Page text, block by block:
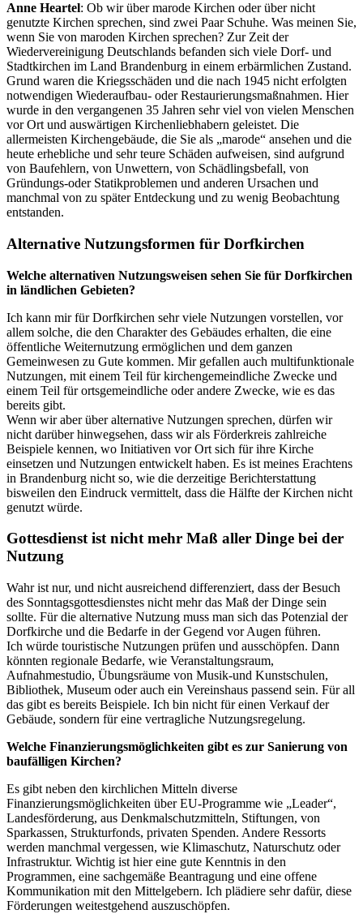
Anne Heartel: Ob wir über marode Kirchen oder über nicht
genutzte Kirchen sprechen, sind zwei Paar Schuhe. Was meinen Sie,
wenn Sie von maroden Kirchen sprechen? Zur Zeit der
Wiedervereinigung Deutschlands befanden sich viele Dorf- und
Stadtkirchen im Land Brandenburg in einem erbärmlichen Zustand.
Grund waren die Kriegsschäden und die nach 1945 nicht erfolgten
notwendigen Wiederaufbau- oder Restaurierungsmaßnahmen. Hier
wurde in den vergangenen 35 Jahren sehr viel von vielen Menschen
vor Ort und auswärtigen Kirchenliebhabern geleistet. Die
allermeisten Kirchengebäude, die Sie als „marode“ ansehen und die
heute erhebliche und sehr teure Schäden aufweisen, sind aufgrund
von Baufehlern, von Unwettern, von Schädlingsbefall, von
Gründungs-oder Statikproblemen und anderen Ursachen und
manchmal von zu später Entdeckung und zu wenig Beobachtung
entstanden.
Alternative Nutzungsformen für Dorfkirchen
Welche alternativen Nutzungsweisen sehen Sie für Dorfkirchen
in ländlichen Gebieten?
Ich kann mir für Dorfkirchen sehr viele Nutzungen vorstellen, vor
allem solche, die den Charakter des Gebäudes erhalten, die eine
öffentliche Weiternutzung ermöglichen und dem ganzen
Gemeinwesen zu Gute kommen. Mir gefallen auch multifunktionale
Nutzungen, mit einem Teil für kirchengemeindliche Zwecke und
einem Teil für ortsgemeindliche oder andere Zwecke, wie es das
bereits gibt.
Wenn wir aber über alternative Nutzungen sprechen, dürfen wir
nicht darüber hinwegsehen, dass wir als Förderkreis zahlreiche
Beispiele kennen, wo Initiativen vor Ort sich für ihre Kirche
einsetzen und Nutzungen entwickelt haben. Es ist meines Erachtens
in Brandenburg nicht so, wie die derzeitige Berichterstattung
bisweilen den Eindruck vermittelt, dass die Hälfte der Kirchen nicht
genutzt würde.
Gottesdienst ist nicht mehr Maß aller Dinge bei der
Nutzung
Wahr ist nur, und nicht ausreichend differenziert, dass der Besuch
des Sonntagsgottesdienstes nicht mehr das Maß der Dinge sein
sollte. Für die alternative Nutzung muss man sich das Potenzial der
Dorfkirche und die Bedarfe in der Gegend vor Augen führen.
Ich würde touristische Nutzungen prüfen und ausschöpfen. Dann
könnten regionale Bedarfe, wie Veranstaltungsraum,
Aufnahmestudio, Übungsräume von Musik-und Kunstschulen,
Bibliothek, Museum oder auch ein Vereinshaus passend sein. Für all
das gibt es bereits Beispiele. Ich bin nicht für einen Verkauf der
Gebäude, sondern für eine vertragliche Nutzungsregelung.
Welche Finanzierungsmöglichkeiten gibt es zur Sanierung von
baufälligen Kirchen?
Es gibt neben den kirchlichen Mitteln diverse
Finanzierungsmöglichkeiten über EU-Programme wie „Leader“,
Landesförderung, aus Denkmalschutzmitteln, Stiftungen, von
Sparkassen, Strukturfonds, privaten Spenden. Andere Ressorts
werden manchmal vergessen, wie Klimaschutz, Naturschutz oder
Infrastruktur. Wichtig ist hier eine gute Kenntnis in den
Programmen, eine sachgemäße Beantragung und eine offene
Kommunikation mit den Mittelgebern. Ich plädiere sehr dafür, diese
Förderungen weitestgehend auszuschöpfen.